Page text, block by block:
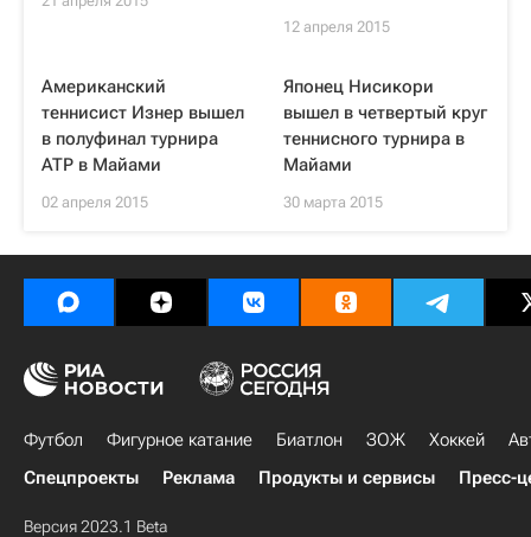
12 апреля 2015
Американский
теннисист Изнер вышел
в полуфинал турнира
ATP в Майами
02 апреля 2015
Японец Нисикори
вышел в четвертый круг
теннисного турнира в
Майами
30 марта 2015
Футбол Фигурное катание Биатлон ЗОЖ Хоккей
Спецпроекты
Реклама Продукты и сервисы Пресс-
Версия 2023.1 Beta